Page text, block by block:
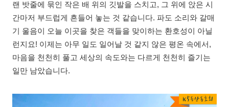
랜 밧줄에 묶인 작은 배 위의 깃발을 스치고, 그 위에 앉은 시
간마저 부드럽게 흔들어 놓는 것 같습니다. 파도 소리와 갈매
기 울음이 오늘 이곳을 찾은 객들을 맞이하는 환호성이 아닐
런지요! 이제는 아무 일도 일어날 것 같지 않은 평온 속에서,
마음을 천천히 풀고 세상의 속도와는 다르게 천천히 즐기는
일만 남았습니다.